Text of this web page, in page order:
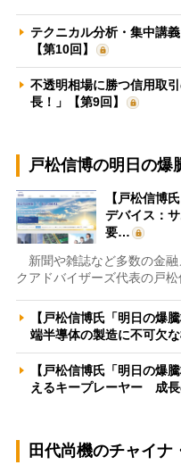
テクニカル分析・集中講
【第10回】
不透明相場に勝つ信用取
長！」【第9回】
戸松信博の明日の爆
【戸松信博
デバイス：
要…
新聞や雑誌など多数の金融
クアドバイザーズ代表の戸
【戸松信博氏「明日の爆
端半導体の製造に不可欠
【戸松信博氏「明日の爆
えるキープレーヤー 成
田代尚機のチャイナ